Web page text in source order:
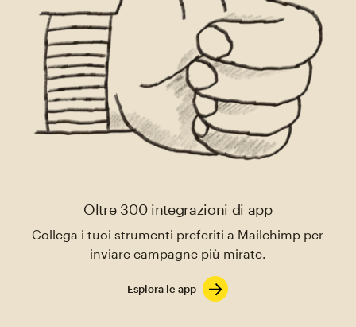
Oltre 300 integrazioni di app
Collega i tuoi strumenti preferiti a Mailchimp per
inviare campagne più mirate.
Esplora le app